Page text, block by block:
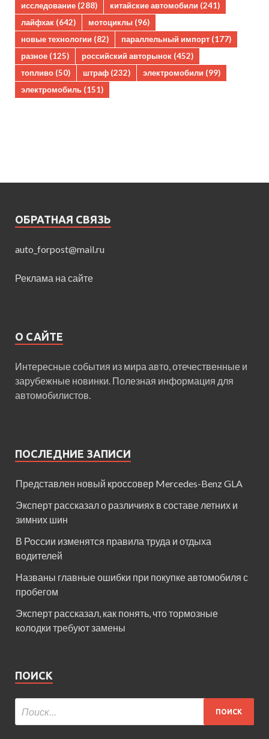
исследование (288) китайские автомобили (241)
лайфхак (642) мотоциклы (96)
новые технологии (82) параллельный импорт (177)
разное (125) российский авторынок (452)
топливо (50) штраф (232) электромобили (99)
электромобиль (151)
ОБРАТНАЯ СВЯЗЬ
auto_forpost@mail.ru
Реклама на сайте
О САЙТЕ
Интересные события из мира авто, отечественные и
зарубежные новинки. Полезная информация для
автомобилистов.
ПОСЛЕДНИЕ ЗАПИСИ
Представлен новый кроссовер Mercedes-Benz GLA
Эксперт рассказал о различиях в составе летних и
зимних шин
В России изменятся правила труда и отдыха
водителей
Названы главные ошибки при покупке автомобиля с
пробегом
Эксперт рассказал, как понять, что тормозные
колодки требуют замены
ПОИСК